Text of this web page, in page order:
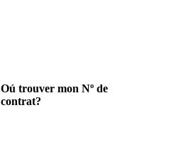
Oú trouver mon Nº de
contrat?